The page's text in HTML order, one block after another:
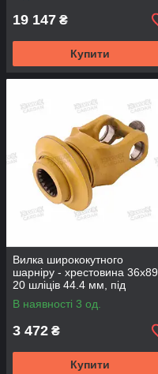
19 147 ₴
Купити
Вилка ширококутного
шарніру - хрестовина 36х89,
20 шліців 44.4 мм, під
WAJCY3236 (YWAJ3689-20)
В наявності 3 од.
3 472 ₴
Купити